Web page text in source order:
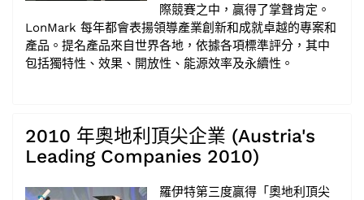
際競賽之中，贏得了掌聲肯定。
LonMark 每年都會表揚領導產業創新和成就卓越的專案和
產品。提名產品來自世界各地，依據各項標準評分，其中
包括獨特性、效果、開放性、能源效率及永續性。
2010 年奧地利頂尖企業 (Austria's
Leading Companies 2010)
羅伊特第三度贏得「奧地利頂尖